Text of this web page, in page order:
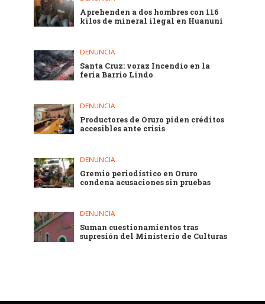
Aprehenden a dos hombres con 116
kilos de mineral ilegal en Huanuni
DENUNCIA
Santa Cruz: voraz Incendio en la
feria Barrio Lindo
DENUNCIA
Productores de Oruro piden créditos
accesibles ante crisis
DENUNCIA
Gremio periodístico en Oruro
condena acusaciones sin pruebas
DENUNCIA
Suman cuestionamientos tras
supresión del Ministerio de Culturas